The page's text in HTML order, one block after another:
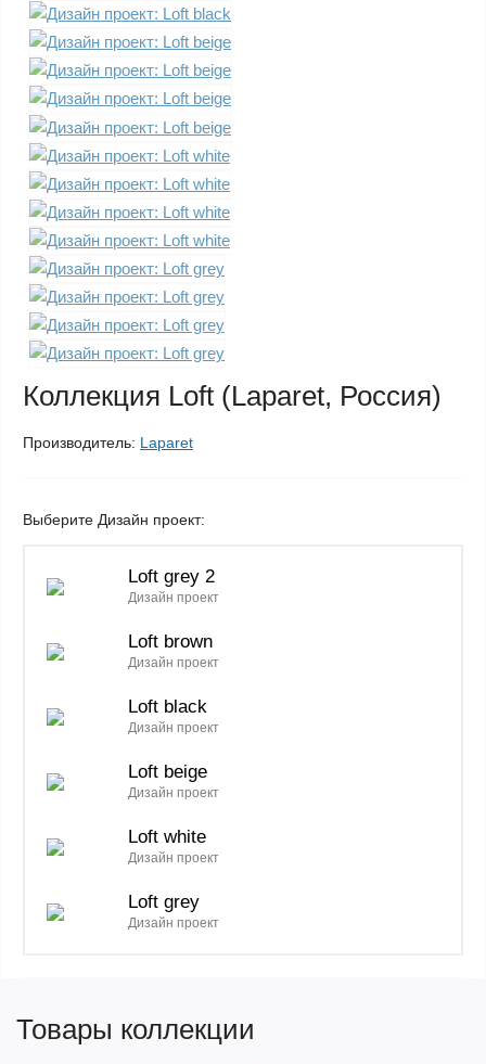
Коллекция Loft (Laparet, Россия)
Производитель: Laparet
Выберите Дизайн проект:
Loft grey 2
Дизайн проект
Loft brown
Дизайн проект
Loft black
Дизайн проект
Loft beige
Дизайн проект
Loft white
Дизайн проект
Loft grey
Дизайн проект
Товары коллекции